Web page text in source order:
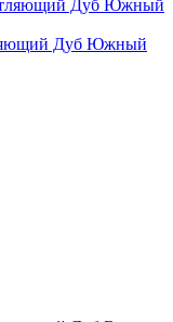
Дуб Южный